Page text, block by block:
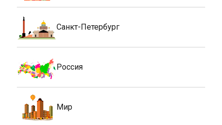
Санкт-Петербург
Россия
Мир